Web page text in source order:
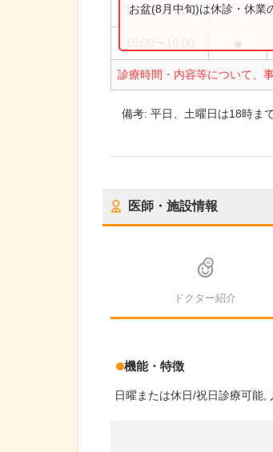
15:00〜17:00
診療時間・内容等について、
お盆(8月中旬)は休診・休業
備考:平日、土曜日は18時ま
医師・施設情報
ドクター紹介
機能・特徴
日曜または休日/祝日診療可能